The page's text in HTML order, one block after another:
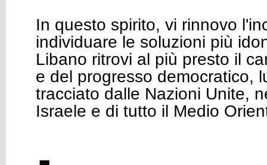
In questo spirito, vi rinnovo
individuare le soluzioni più
Libano ritrovi al più presto il
e del progresso democratico,
tracciato dalle Nazioni Unite,
Israele e di tutto il Medio